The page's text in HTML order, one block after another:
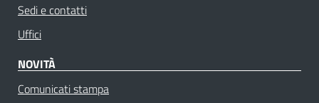
Sedi e contatti
Uffici
NOVITÀ
Comunicati stampa